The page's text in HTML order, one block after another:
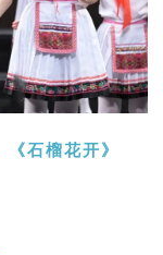
《石榴花开》